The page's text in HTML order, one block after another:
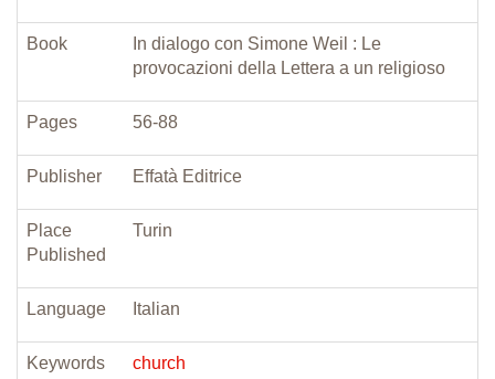
Book
In dialogo con Simone Weil : Le
provocazioni della Lettera a un religioso
Pages 56-88
Publisher Effatà Editrice
Place
Published
Turin
Language Italian
Keywords church